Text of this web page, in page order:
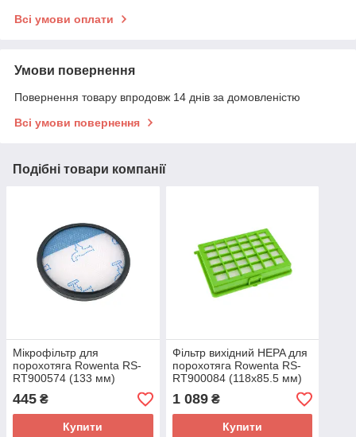
Всі умови оплати
Умови повернення
Повернення товару впродовж 14 днів за домовленістю
Всі умови повернення
Подібні товари компанії
Мікрофільтр для
порохотяга Rowenta RS-
RT900574 (133 мм)
445 ₴
Купити
Фільтр вихідний HEPA для
порохотяга Rowenta RS-
RT900084 (118x85.5 мм)
1 089₴
Купити